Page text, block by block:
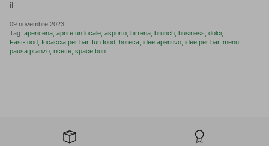
il...
09 novembre 2023
Tag: apericena aprire un locale asporto birreria brunch business dolci
Fast-food focaccia per bar fun food horeca idee aperitivo idee per bar menu
pausa pranzo ricette space bun